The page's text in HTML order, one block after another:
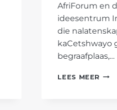
AfriForum en
ideesentrum
die
kaCetshwayo
begraafplaas,…
LEES MEER